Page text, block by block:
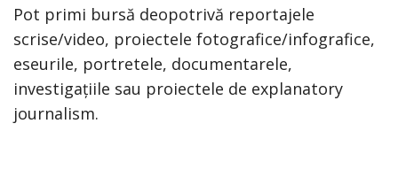
Pot primi bursă deopotrivă reportajele
scrise/video, proiectele fotografice/infografice,
eseurile, portretele, documentarele,
investigațiile sau proiectele de explanatory
journalism.